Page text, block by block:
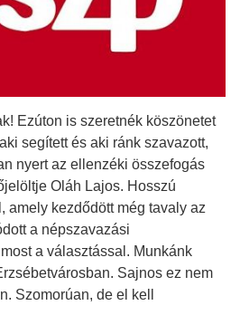
Ezúton is szeretnék köszönetet
segített és aki ránk szavazott,
nyert az ellenzéki összefogás
Oláh Lajos. Hosszú
amely kezdődött még tavaly az
a népszavazási
a választással. Munkánk
Sajnos ez nem
Szomorúan, de el kell